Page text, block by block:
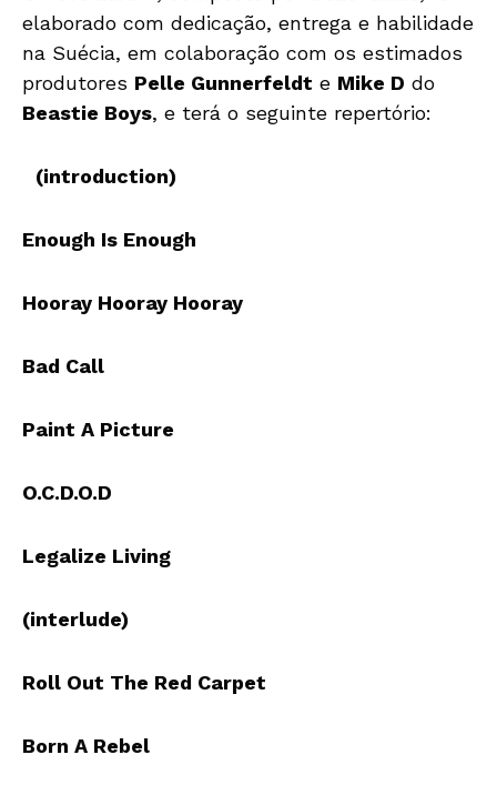
elaborado com dedicação, entrega e habilidade
na Suécia, em colaboração com os estimados
produtores Pelle Gunnerfeldt e Mike D do
Beastie Boys, e terá o seguinte repertório:
(introduction)
Enough Is Enough
Hooray Hooray Hooray
Bad Call
Paint A Picture
O.C.D.O.D
Legalize Living
(interlude)
Roll Out The Red Carpet
Born A Rebel